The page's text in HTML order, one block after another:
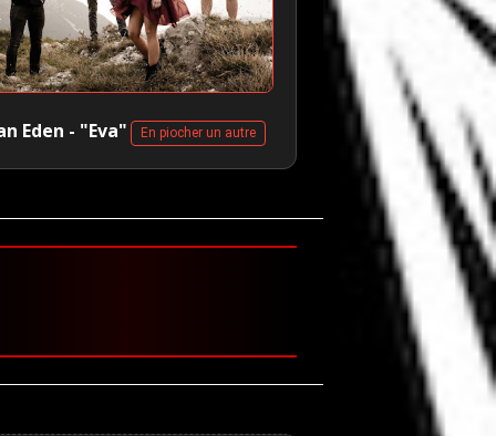
Eden - "Eva" En piocher un autre